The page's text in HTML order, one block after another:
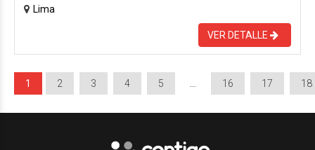
Lima
VER DETALLE
1 2 3 4 5 16 17 18